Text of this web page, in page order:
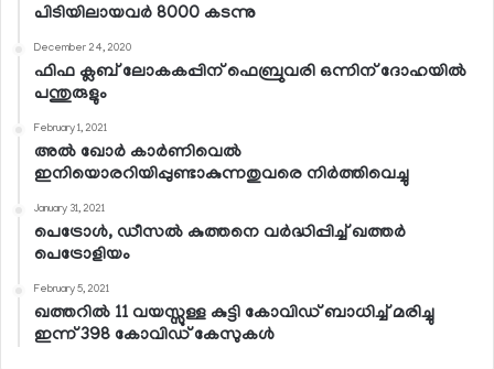
പിടിയിലായവര്‍ 8000 കടന്നു
December 24, 2020
ഫിഫ ക്ലബ് ലോകകപ്പിന് ഫെബ്രുവരി ഒന്നിന് ദോഹയില്‍
പന്തുരുളും
February 1, 2021
അല്‍ ഖോര്‍ കാര്‍ണിവെല്‍
ഇനിയൊരറിയിപ്പുണ്ടാകുന്നതുവരെ നിര്‍ത്തിവെച്ചു
January 31, 2021
പെട്രോള്‍, ഡീസല്‍ കുത്തനെ വര്‍ദ്ധിപ്പിച്ച് ഖത്തര്‍
പെട്രോളിയം
February 5, 2021
ഖത്തറില്‍ 11 വയസ്സുള്ള കുട്ടി കോവിഡ് ബാധിച്ച് മരിച്ചു
ഇന്ന് 398 കോവിഡ് കേസുകള്‍